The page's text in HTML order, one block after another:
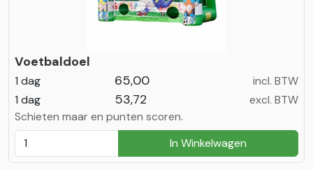
Voetbaldoel
1 dag 65,00
incl. BTW
1 dag
53,72
excl. BTW
Schieten maar en punten scoren.
In Winkelwagen